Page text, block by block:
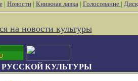
| Новости| Книжная лавка| Голосование |
на новости культуры
КУЛЬТУРЫ